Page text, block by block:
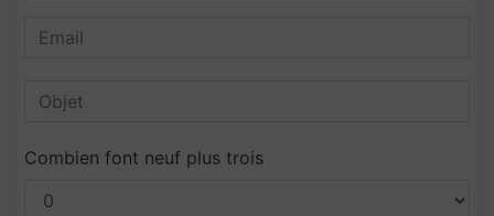
Combien font neuf plus trois